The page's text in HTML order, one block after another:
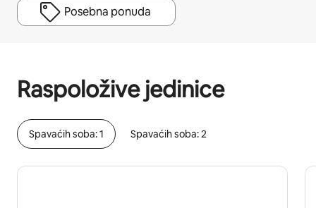
Posebna ponuda
Raspoložive jedinice
Spavaćih soba: 1 Spavaćih soba: 2